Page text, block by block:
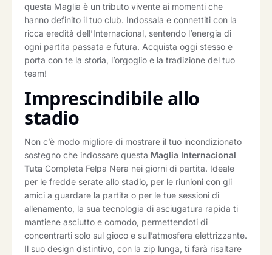
questa Maglia è un tributo vivente ai momenti che
hanno definito il tuo club. Indossala e connettiti con la
ricca eredità dell’Internacional, sentendo l’energia di
ogni partita passata e futura. Acquista oggi stesso e
porta con te la storia, l’orgoglio e la tradizione del tuo
team!
Imprescindibile allo
stadio
Non c’è modo migliore di mostrare il tuo incondizionato
sostegno che indossare questa Maglia Internacional
Tuta Completa Felpa Nera nei giorni di partita. Ideale
per le fredde serate allo stadio, per le riunioni con gli
amici a guardare la partita o per le tue sessioni di
allenamento, la sua tecnologia di asciugatura rapida ti
mantiene asciutto e comodo, permettendoti di
concentrarti solo sul gioco e sull’atmosfera elettrizzante.
Il suo design distintivo, con la zip lunga, ti farà risaltare